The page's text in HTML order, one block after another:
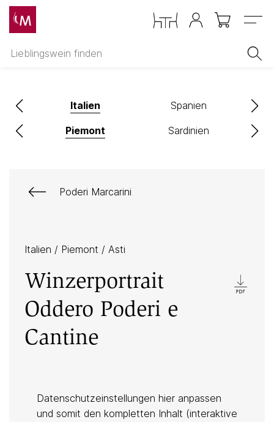
Menu
Italien Spanien
Piemont Sardinien
Poderi Marcarini
Italien / Piemont / Asti
Winzerportrait
Oddero Poderi e
Cantine
Datenschutzeinstellungen hier anpassen
und somit den kompletten Inhalt (interaktive